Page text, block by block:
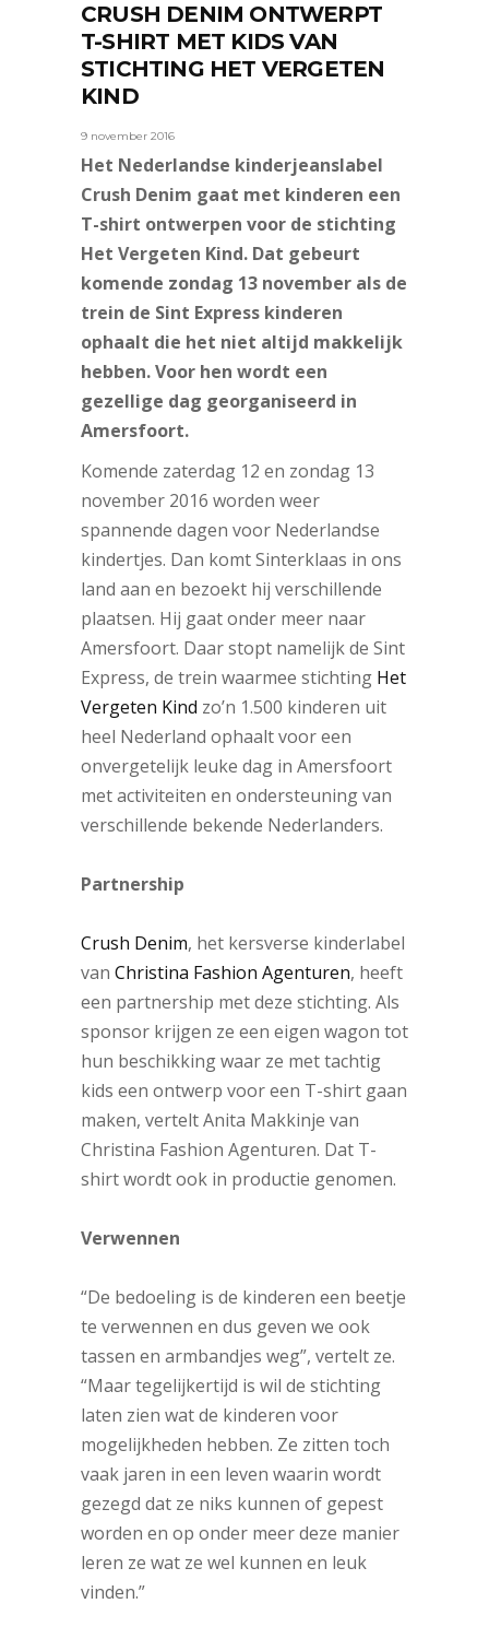
CRUSH DENIM ONTWERPT
T-SHIRT MET KIDS VAN
STICHTING HET VERGETEN
KIND
9 november 2016
Het Nederlandse kinderjeanslabel
Crush Denim gaat met kinderen een
T-shirt ontwerpen voor de stichting
Het Vergeten Kind. Dat gebeurt
komende zondag 13 november als de
trein de Sint Express kinderen
ophaalt die het niet altijd makkelijk
hebben. Voor hen wordt een
gezellige dag georganiseerd in
Amersfoort.
Komende zaterdag 12 en zondag 13
november 2016 worden weer
spannende dagen voor Nederlandse
kindertjes. Dan komt Sinterklaas in ons
land aan en bezoekt hij verschillende
plaatsen. Hij gaat onder meer naar
Amersfoort. Daar stopt namelijk de Sint
Express, de trein waarmee stichting Het
Vergeten Kind zo’n 1.500 kinderen uit
heel Nederland ophaalt voor een
onvergetelijk leuke dag in Amersfoort
met activiteiten en ondersteuning van
verschillende bekende Nederlanders.
Partnership
Crush Denim, het kersverse kinderlabel
van Christina Fashion Agenturen, heeft
een partnership met deze stichting. Als
sponsor krijgen ze een eigen wagon tot
hun beschikking waar ze met tachtig
kids een ontwerp voor een T-shirt gaan
maken, vertelt Anita Makkinje van
Christina Fashion Agenturen. Dat T-
shirt wordt ook in productie genomen.
Verwennen
“De bedoeling is de kinderen een beetje
te verwennen en dus geven we ook
tassen en armbandjes weg”, vertelt ze.
“Maar tegelijkertijd is wil de stichting
laten zien wat de kinderen voor
mogelijkheden hebben. Ze zitten toch
vaak jaren in een leven waarin wordt
gezegd dat ze niks kunnen of gepest
worden en op onder meer deze manier
leren ze wat ze wel kunnen en leuk
vinden.”